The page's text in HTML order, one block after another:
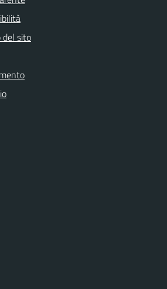
del sito